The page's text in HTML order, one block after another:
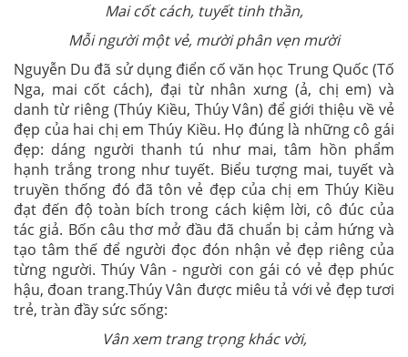
Mai cốt cách, tuyết tinh thần,
Mỗi người một vẻ, mười phân vẹn mười
Nguyễn Du đã sử dụng điển cố văn học Trung Quốc (Tố
Nga, mai cốt cách), đại từ nhân xưng (ả, chị em) và
danh từ riêng (Thúy Kiều, Thúy Vân) để giới thiệu về vẻ
đẹp của hai chị em Thúy Kiều. Họ đúng là những cô gái
đẹp: dáng người thanh tú như mai, tâm hồn phẩm
hạnh trắng trong như tuyết. Biểu tượng mai, tuyết và
truyền thống đó đã tôn vẻ đẹp của chị em Thúy Kiều
đạt đến độ toàn bích trong cách kiệm lời, cô đúc của
tác giả. Bốn câu thơ mở đầu đã chuẩn bị cảm hứng và
tạo tâm thế để người đọc đón nhận vẻ đẹp riêng của
từng người. Thúy Vân - người con gái có vẻ đẹp phúc
hậu, đoan trang.Thúy Vân được miêu tả với vẻ đẹp tươi
trẻ, tràn đầy sức sống:
Vân xem trang trọng khác vời,